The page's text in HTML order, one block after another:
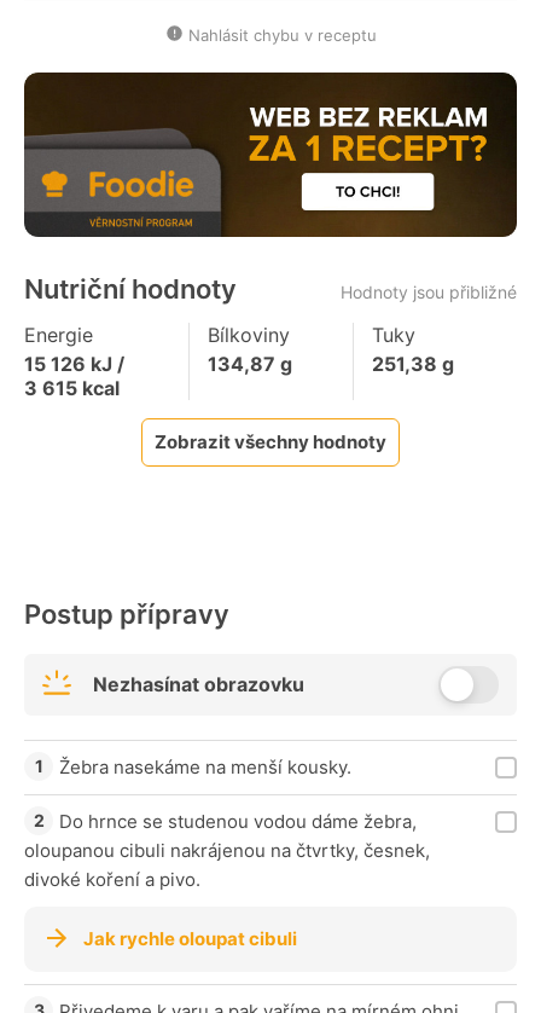
Nahlásit chybu v receptu
Nutriční hodnoty Hodnoty jsou přibližné
Energie
15 126 kJ /
3 615 kcal
Bílkoviny
134,87 g
Tuky
251,38 g
Zobrazit všechny hodnoty
Postup přípravy
Nezhasínat obrazovku
Žebra nasekáme na menší kousky.
Do hrnce se studenou vodou dáme žebra,
oloupanou cibuli nakrájenou na čtvrtky, česnek,
divoké koření a pivo.
Jak rychle oloupat cibuli